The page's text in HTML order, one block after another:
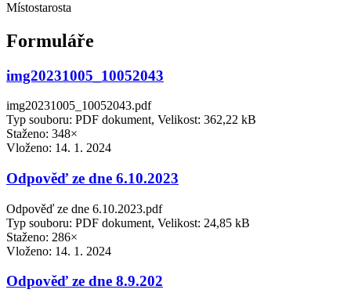
Místostarosta
Formuláře
img20231005_10052043
img20231005_10052043.pdf
Typ souboru: PDF dokument, Velikost: 362,22 kB
Staženo: 348×
Vloženo: 14. 1. 2024
Odpověď ze dne 6.10.2023
Odpověď ze dne 6.10.2023.pdf
Typ souboru: PDF dokument, Velikost: 24,85 kB
Staženo: 286×
Vloženo: 14. 1. 2024
Odpověď ze dne 8.9.202